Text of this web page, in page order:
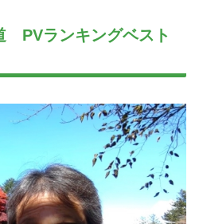
PVランキングベスト